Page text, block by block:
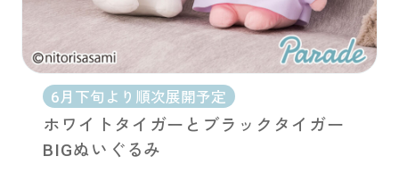
6月下旬より順次展開予定
ホワイトタイガーとブラックタイガー
BIGぬいぐるみ